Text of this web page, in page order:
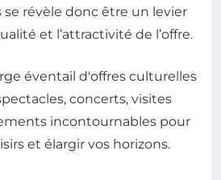
se révèle donc être un levier
et l’attractivité de l’offre.